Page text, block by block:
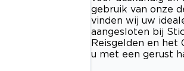
gebruik van onze
vinden wij uw
aangesloten bij
Reisgelden en het
u met een gerust